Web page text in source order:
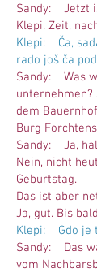
Sandy: Jetzt
Klepi. Zeit,
Klepi: Ča,
rado još ča
Sandy: Was
dem
Burg
Sandy: Ja,
Nein, nicht
Geburtstag.
Das ist aber
Ja, gut. Bis
Klepi: Gdo je
Sandy: Das
vom